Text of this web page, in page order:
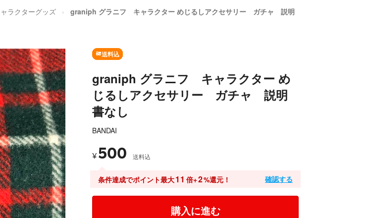
ラクターグッズ
graniph グラニフ キャラクター めじるしアクセサリー ガチャ 説明
送料込
graniph グラニフ キャラクター め
じるしアクセサリー ガチャ 説明
書なし
BANDAI
¥ 500 送料込
条件達成でポイント最大11 倍+2%還元！ 確認する
購入に進む